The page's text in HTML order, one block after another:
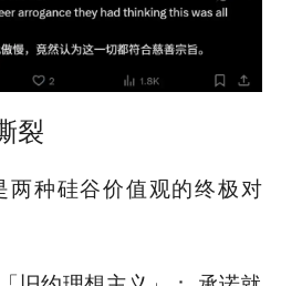
裂
两种硅谷价值观的终极对